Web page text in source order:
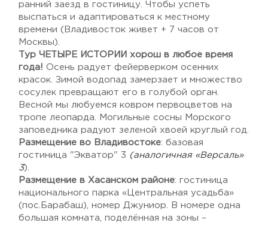
ранний заезд в гостиницу. Чтобы успеть
выспаться и адаптироваться к местному
времени (Владивосток живет + 7 часов от
Москвы).
Тур ЧЕТЫРЕ ИСТОРИИ хорош в любое время
года! Осень радует фейерверком осенних
красок. Зимой водопад замерзает и множество
сосулек превращают его в голубой орган.
Весной мы любуемся ковром первоцветов на
тропе леопарда. Могильные сосны Морского
заповедника радуют зеленой хвоей круглый год.
Размещение во Владивостоке: базовая
гостиница "Экватор" 3 (аналогичная «Версаль»
3).
Размещение в Хасанском районе: гостиница
национального парка «Центральная усадьба»
(пос.Барабаш), номер Джуниор. В номере одна
большая комната, поделённая на зоны –